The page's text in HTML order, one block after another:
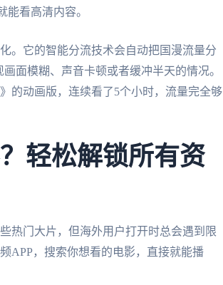
看高清内容。
。它的智能分流技术会自动把国漫流量分
面模糊、声音卡顿或者缓冲半天的情况。
的动画版，连续看了5个小时，流量完全够
轻松解锁所有资
热门大片，但海外用户打开时总会遇到限
APP，搜索你想看的电影，直接就能播